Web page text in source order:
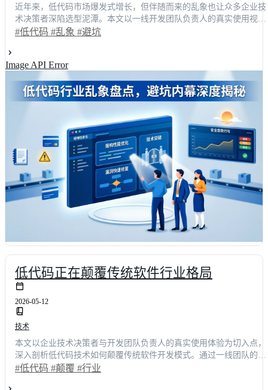
近年来，低代码市场爆发式增长，但伴随而来的乱象也让众多企业技
术决策者深陷选型泥潭。本文以一线开发团队负责人的真实使用视
角，深度拆解低代码平台在架构锁定、性能衰减、数据安全及售后断
建科学的评估模型。掌握这些核心策略，可助您降低**60%**以上的
试错成本，让数字化工具真正反哺业务效能。
#低代码 #乱象 #避坑
Image API Error
低代码正在颠覆传统软件行业格局
2026-05-12
技术
本文以企业技术决策者与开发团队负责人的真实使用体验为切入点，
深入剖析低代码技术如何颠覆传统软件开发模式。通过一线团队的痛
点复盘与前后效能对比，揭示行业数字化转型中的体验变革。文章提
#低代码 #颠覆 #行业